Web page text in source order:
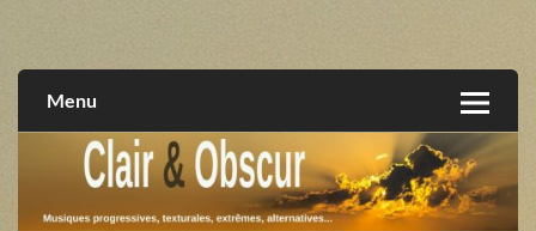
extrêmes, alternatives, texturales
Menu